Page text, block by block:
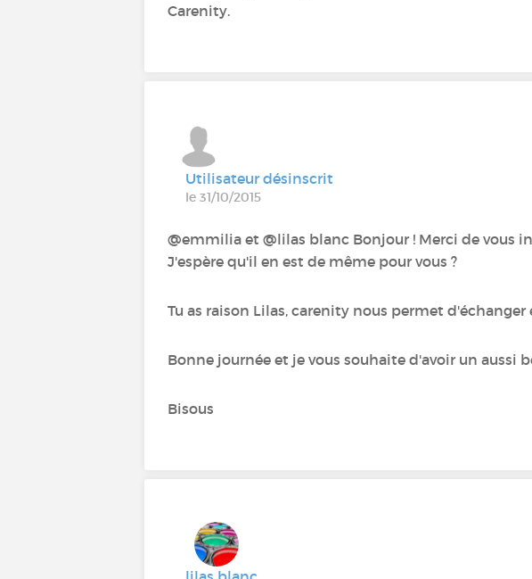
Carenity.
Utilisateur désinscrit
le 31/10/2015
@emmilia et @lilas blanc Bonjour ! Merci de vous
J'espère qu'il en est de même pour vous ?
Tu as raison Lilas, carenity nous permet
Bonne journée et je vous souhaite d'avoir un aussi
Bisous